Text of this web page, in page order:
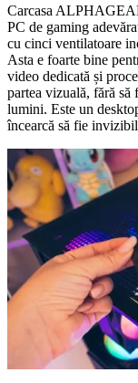
Carcasa
PC de gaming
cu cinci ventilatoare
Asta e foarte bine
video dedicată și
partea vizuală, fără să
lumini. Este un
încearcă să fie